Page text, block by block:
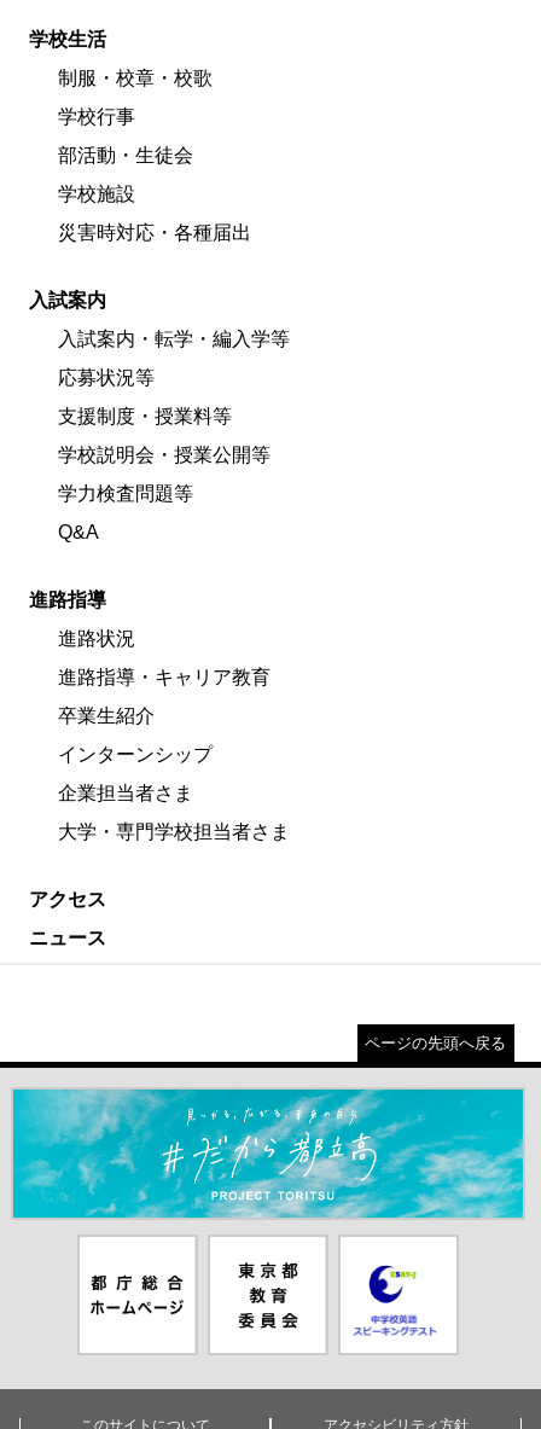
学校生活
制服・校章・校歌
学校行事
部活動・生徒会
学校施設
災害時対応・各種届出
入試案内
入試案内・転学・編入学等
応募状況等
支援制度・授業料等
学校説明会・授業公開等
学力検査問題等
Q&A
進路指導
進路状況
進路指導・キャリア教育
卒業生紹介
インターンシップ
企業担当者さま
大学・専門学校担当者さま
アクセス
ニュース
ページの先頭へ戻る
＃だから都立高（別ウインドウが開きます）
ムページ（別
ウインドウが
員会（別ウイ
ンドウが開き
ピーキングテ
スト（別ウイ
ンドウが開き